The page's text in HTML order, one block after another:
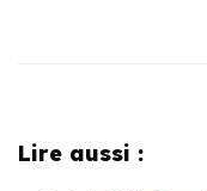
Lire aussi :